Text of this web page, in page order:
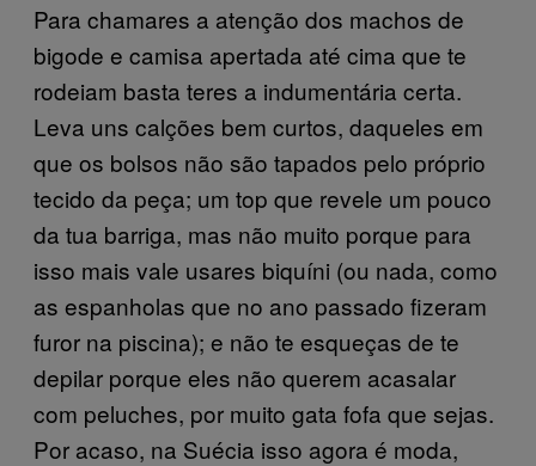
Para chamares a atenção dos machos de
bigode e camisa apertada até cima que te
rodeiam basta teres a indumentária certa.
Leva uns calções bem curtos, daqueles em
que os bolsos não são tapados pelo próprio
tecido da peça; um top que revele um pouco
da tua barriga, mas não muito porque para
isso mais vale usares biquíni (ou nada, como
as espanholas que no ano passado fizeram
furor na piscina); e não te esqueças de te
depilar porque eles não querem acasalar
com peluches, por muito gata fofa que sejas.
Por acaso, na Suécia isso agora é moda,